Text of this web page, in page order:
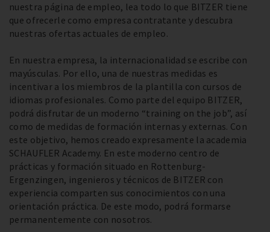
nuestra página de empleo, lea todo lo que BITZER tiene
que ofrecerle como empresa contratante y descubra
nuestras ofertas actuales de empleo.
En nuestra empresa, la internacionalidad se escribe con
mayúsculas. Por ello, una de nuestras medidas es
incentivar a los miembros de la plantilla con cursos de
idiomas profesionales. Como parte del equipo BITZER,
podrá disfrutar de un moderno “training on the job”, así
como de medidas de formación internas y externas. Con
este objetivo, hemos creado expresamente la academia
SCHAUFLER Academy. En este moderno centro de
prácticas y formación situado en Rottenburg-
Ergenzingen, ingenieros y técnicos de BITZER con
experiencia comparten sus conocimientos con una
orientación práctica. De este modo, podrá formarse
permanentemente con nosotros.